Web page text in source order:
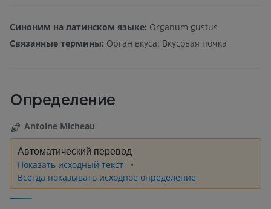
Синоним на латинском языке: Organum gustus
Связанные термины: Орган вкуса: Вкусовая почка
Определение
Antoine Micheau
Автоматический перевод
Показать исходный текст
Всегда показывать исходное определение